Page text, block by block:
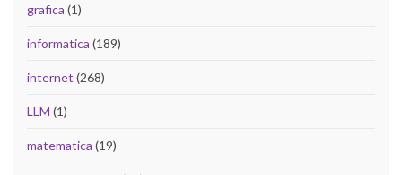
grafica (1)
informatica (189)
internet (268)
LLM (1)
matematica (19)